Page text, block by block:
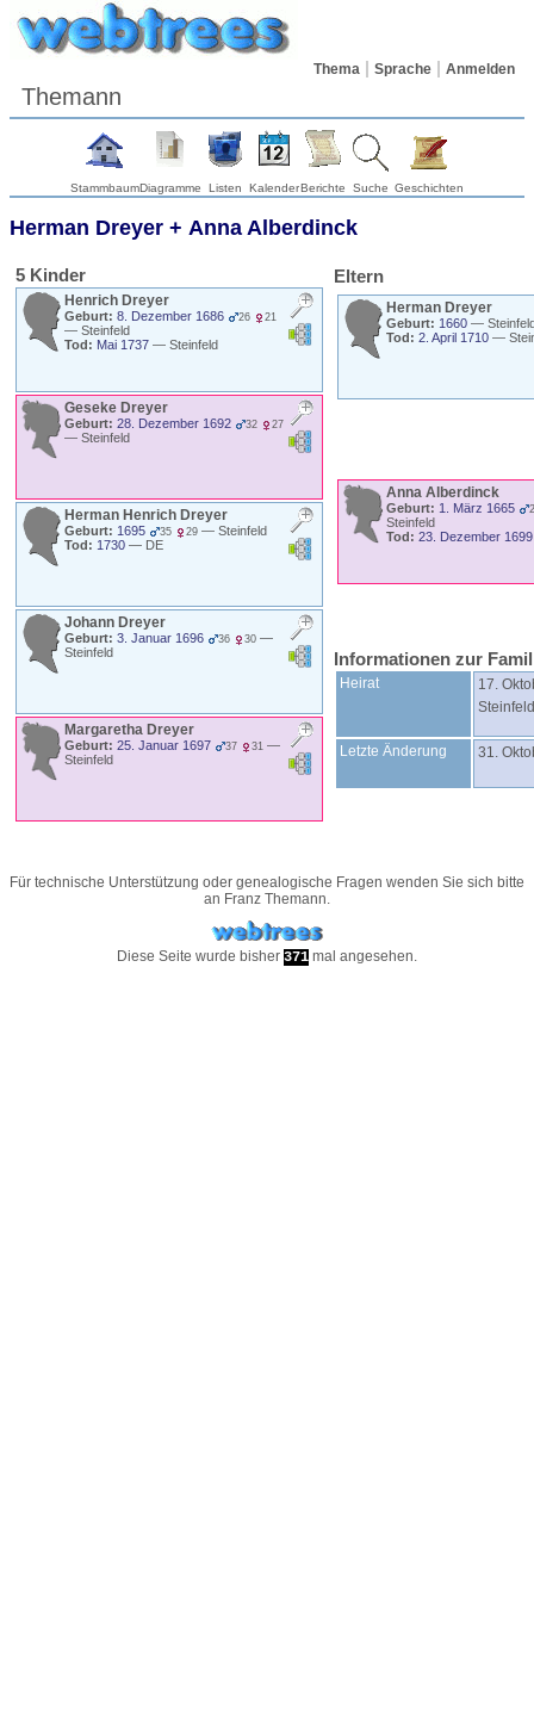
Thema Sprache Anmelden
Themann
StammbaumDiagramme Listen KalenderBerichte Suche Geschichten
Herman Dreyer + Anna Alberdinck
5 Kinder
Henrich Dreyer
Geburt: 8. Dezember 1686 26 21
— Steinfeld
Tod: Mai 1737 — Steinfeld
Geseke Dreyer
Geburt: 28. Dezember 1692 32 27
— Steinfeld
Herman Henrich Dreyer
Geburt: 1695 35 29 — Steinfeld
Tod: 1730 — DE
Johann Dreyer
Geburt: 3. Januar 1696 36 30 —
Steinfeld
Margaretha Dreyer
Geburt: 25. Januar 1697 37 31 —
Steinfeld
Eltern
Herman Dreyer
Geburt: 1660 —
Tod: 2. April 1710 —
Anna Alberdinck
Geburt: 1. März 1665
Steinfeld
Tod: 23. Dezember 1699
Informationen zur
Heirat
17.
Letzte Änderung 31.
Für technische Unterstützung oder genealogische Fragen wenden Sie sich bitte
an Franz Themann.
Diese Seite wurde bisher 371 mal angesehen.